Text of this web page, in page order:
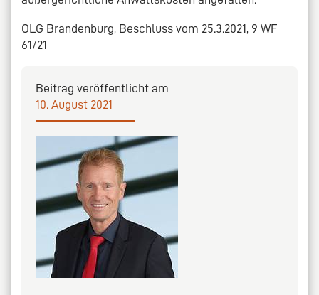
OLG Brandenburg, Beschluss vom 25.3.2021, 9 WF
61/21
Beitrag veröffentlicht am
10. August 2021